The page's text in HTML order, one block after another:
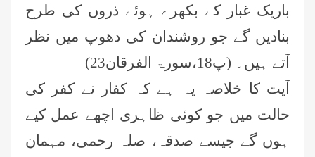
باریک غبار کے بکھرے ہوئے ذروں کی طرح
بنادیں گے جو روشندان کی دھوپ میں نظر
آتے ‏ہیں۔ (پ18،سورۃ الفرقان23)‏
آیت کا خلاصہ یہ ہے کہ کفار نے کفر کی
حالت میں جو کوئی ظاہری اچھے عمل کیے
ہوں گے جیسے صدقہ، صلہ رحمی، مہمان